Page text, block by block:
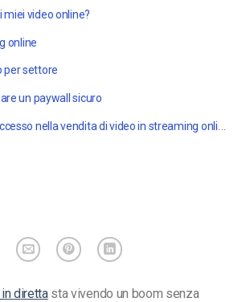
video online?
online
per settore
un paywall sicuro
direttasta vivendo un boom senza